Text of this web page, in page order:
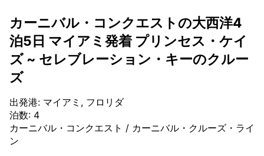
カーニバル・コンクエストの大西洋4
泊5日 マイアミ発着 プリンセス・ケイ
ズ ~ セレブレーション・キーのクルー
ズ
出発港: マイアミ, フロリダ
泊数: 4
カーニバル・コンクエスト / カーニバル・クルーズ・ライ
ン